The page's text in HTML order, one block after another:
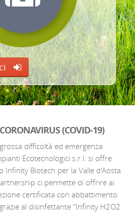
(COVID-19)
difficoltà ed emergenza
Ecotecnologici s.r.l. si offre
Infinity Biotech per la Valle d'Aosta
ci permette di offrire ai
certificata con abbattimento
al disinfettante "Infinity H2O2